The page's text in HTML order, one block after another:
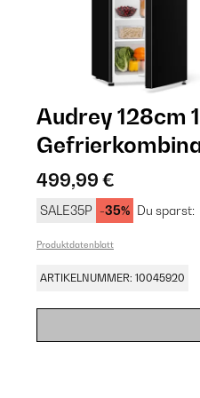
Audrey 128cm
499,99 €
SALE35P -35% Du sparst:
Produktdatenblatt
ARTIKELNUMMER: 10045920